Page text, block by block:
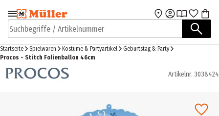
Zur Navigation
springen
Zum Hauptinhalt
Suchbegriffe / Artikelnummer
Startseite Spielwaren Kostüme & Partyartikel
Geburtstag & Party
Procos - Stitch Folienballon 46cm
Artikelnr. 3038424